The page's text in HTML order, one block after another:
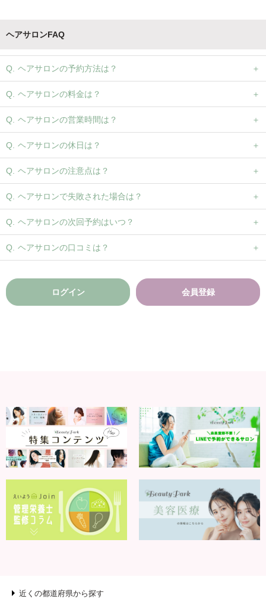
ヘアサロンFAQ
ヘアサロンの予約方法は？
ヘアサロンの料金は？
ヘアサロンの営業時間は？
ヘアサロンの休日は？
ヘアサロンの注意点は？
ヘアサロンで失敗された場合は？
ヘアサロンの次回予約はいつ？
ヘアサロンの口コミは？
ログイン 会員登録
近くの都道府県から探す